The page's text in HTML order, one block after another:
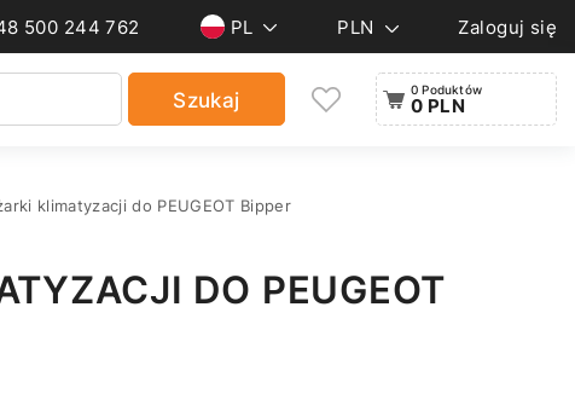
500 244 762 PL PLN Zaloguj się
Szukaj 0 Poduktów
0 PLN
klimatyzacji do PEUGEOT Bipper
DO PEUGEOT